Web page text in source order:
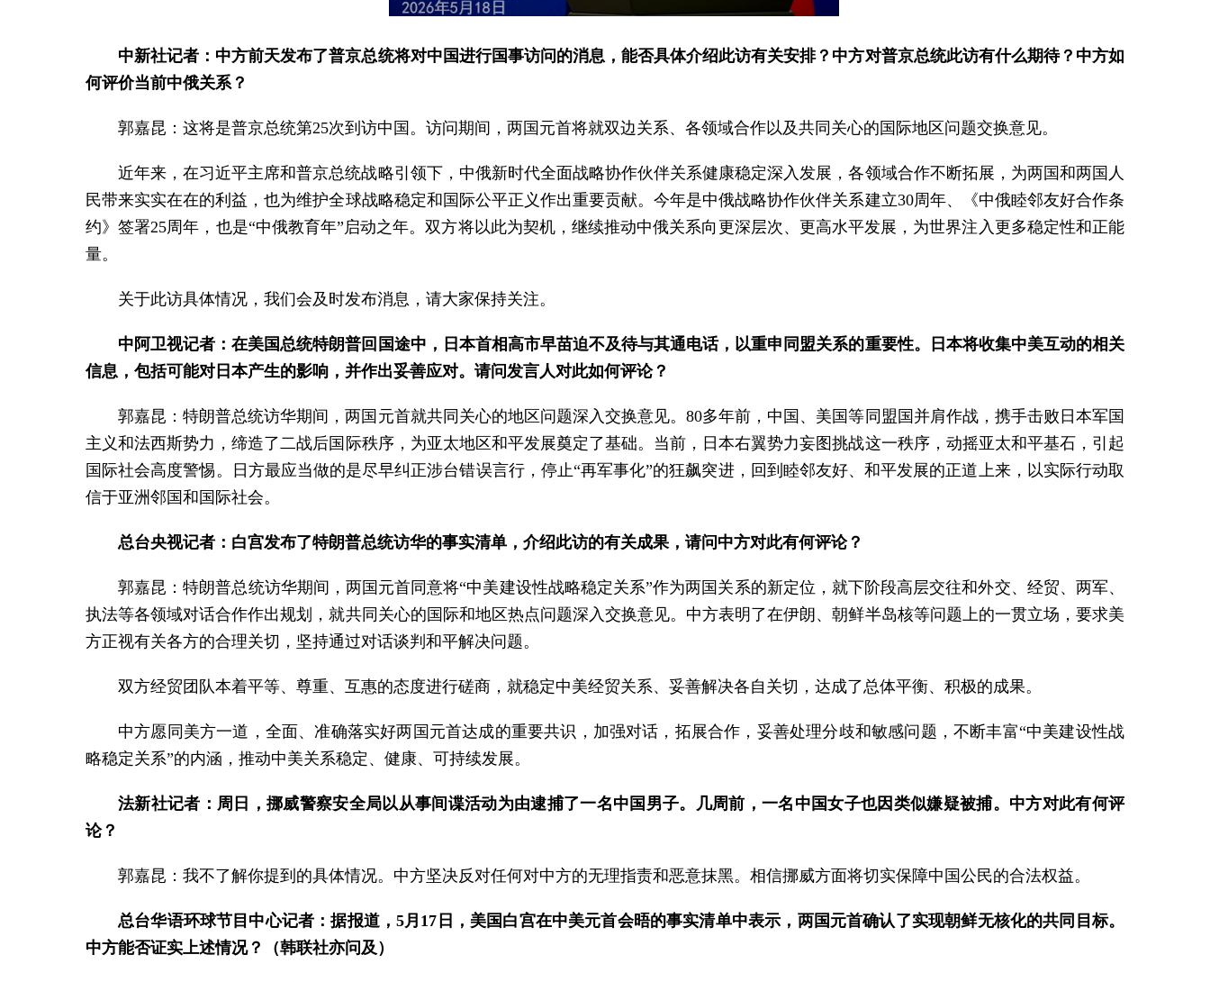
中新社记者：中方前天发布了普京总统将对中国进行国事访问的消息，能否具体介绍此访有关安排？中方对普京总统此访有什么期待？中方如
何评价当前中俄关系？
郭嘉昆：这将是普京总统第25次到访中国。访问期间，两国元首将就双边关系、各领域合作以及共同关心的国际地区问题交换意见。
近年来，在习近平主席和普京总统战略引领下，中俄新时代全面战略协作伙伴关系健康稳定深入发展，各领域合作不断拓展，为两国和两国人
民带来实实在在的利益，也为维护全球战略稳定和国际公平正义作出重要贡献。今年是中俄战略协作伙伴关系建立30周年、《中俄睦邻友好合作条
约》签署25周年，也是“中俄教育年”启动之年。双方将以此为契机，继续推动中俄关系向更深层次、更高水平发展，为世界注入更多稳定性和正能
量。
关于此访具体情况，我们会及时发布消息，请大家保持关注。
中阿卫视记者：在美国总统特朗普回国途中，日本首相高市早苗迫不及待与其通电话，以重申同盟关系的重要性。日本将收集中美互动的相关
信息，包括可能对日本产生的影响，并作出妥善应对。请问发言人对此如何评论？
郭嘉昆：特朗普总统访华期间，两国元首就共同关心的地区问题深入交换意见。80多年前，中国、美国等同盟国并肩作战，携手击败日本军国
主义和法西斯势力，缔造了二战后国际秩序，为亚太地区和平发展奠定了基础。当前，日本右翼势力妄图挑战这一秩序，动摇亚太和平基石，引起
国际社会高度警惕。日方最应当做的是尽早纠正涉台错误言行，停止“再军事化”的狂飙突进，回到睦邻友好、和平发展的正道上来，以实际行动取
信于亚洲邻国和国际社会。
总台央视记者：白宫发布了特朗普总统访华的事实清单，介绍此访的有关成果，请问中方对此有何评论？
郭嘉昆：特朗普总统访华期间，两国元首同意将“中美建设性战略稳定关系”作为两国关系的新定位，就下阶段高层交往和外交、经贸、两军、
执法等各领域对话合作作出规划，就共同关心的国际和地区热点问题深入交换意见。中方表明了在伊朗、朝鲜半岛核等问题上的一贯立场，要求美
方正视有关各方的合理关切，坚持通过对话谈判和平解决问题。
双方经贸团队本着平等、尊重、互惠的态度进行磋商，就稳定中美经贸关系、妥善解决各自关切，达成了总体平衡、积极的成果。
中方愿同美方一道，全面、准确落实好两国元首达成的重要共识，加强对话，拓展合作，妥善处理分歧和敏感问题，不断丰富“中美建设性战
略稳定关系”的内涵，推动中美关系稳定、健康、可持续发展。
法新社记者：周日，挪威警察安全局以从事间谍活动为由逮捕了一名中国男子。几周前，一名中国女子也因类似嫌疑被捕。中方对此有何评
论？
郭嘉昆：我不了解你提到的具体情况。中方坚决反对任何对中方的无理指责和恶意抹黑。相信挪威方面将切实保障中国公民的合法权益。
总台华语环球节目中心记者：据报道，5月17日，美国白宫在中美元首会晤的事实清单中表示，两国元首确认了实现朝鲜无核化的共同目标。
中方能否证实上述情况？（韩联社亦问及）